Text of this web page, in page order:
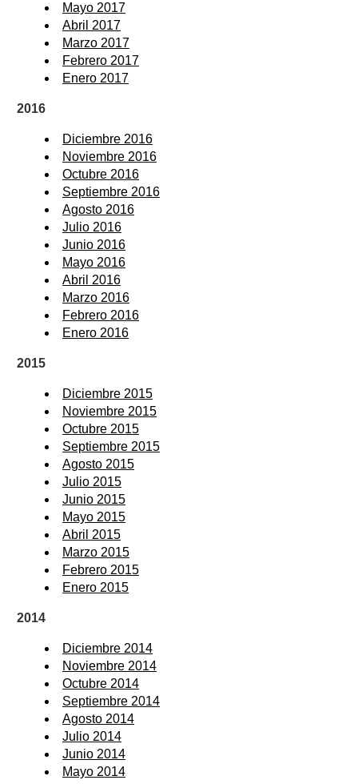
Mayo 2017
Abril 2017
Marzo 2017
Febrero 2017
Enero 2017
2016
Diciembre 2016
Noviembre 2016
Octubre 2016
Septiembre 2016
Agosto 2016
Julio 2016
Junio 2016
Mayo 2016
Abril 2016
Marzo 2016
Febrero 2016
Enero 2016
2015
Diciembre 2015
Noviembre 2015
Octubre 2015
Septiembre 2015
Agosto 2015
Julio 2015
Junio 2015
Mayo 2015
Abril 2015
Marzo 2015
Febrero 2015
Enero 2015
2014
Diciembre 2014
Noviembre 2014
Octubre 2014
Septiembre 2014
Agosto 2014
Julio 2014
Junio 2014
Mayo 2014